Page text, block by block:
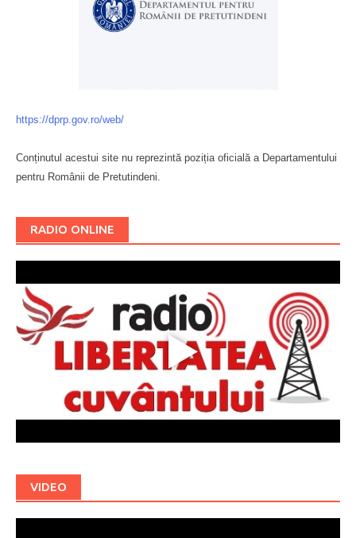
https://dprp.gov.ro/web/
Conținutul acestui site nu reprezintă poziția oficială a Departamentului
pentru Românii de Pretutindeni.
RADIO ONLINE
VIDEO